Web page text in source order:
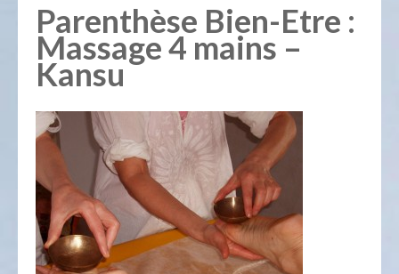
Parenthèse Bien-Etre :
Massage 4 mains –
Kansu